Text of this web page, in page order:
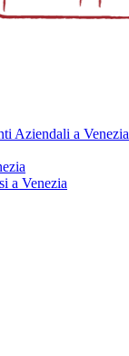
Aziendali a Venezia
a Venezia